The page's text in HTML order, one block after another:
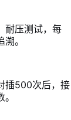
耐压测试，每
。
插500次后，接